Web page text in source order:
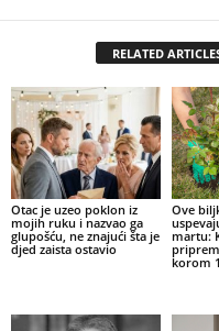
RELATED
Otac je uzeo poklon iz
mojih ruku i nazvao ga
glupošću, ne znajući šta je
djed zaista ostavio
Ove
martu:
korom